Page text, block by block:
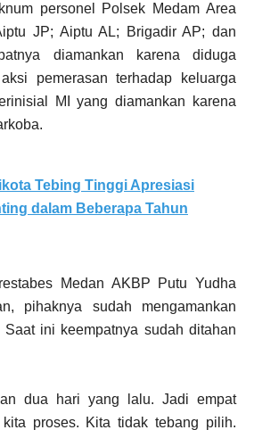
personel Polsek Medam Area
JP; Aiptu AL; Brigadir AP; dan
diamankan karena diduga
pemerasan terhadap keluarga
MI yang diamankan karena
Tebing Tinggi Apresiasi
dalam Beberapa Tahun
Medan AKBP Putu Yudha
pihaknya sudah mengamankan
Saat ini keempatnya sudah ditahan
dua hari yang lalu. Jadi empat
proses. Kita tidak tebang pilih.